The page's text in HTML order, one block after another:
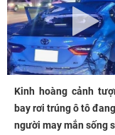
Kinh hoàng cảnh
bay rơi trúng ô tô
người may mắn sống